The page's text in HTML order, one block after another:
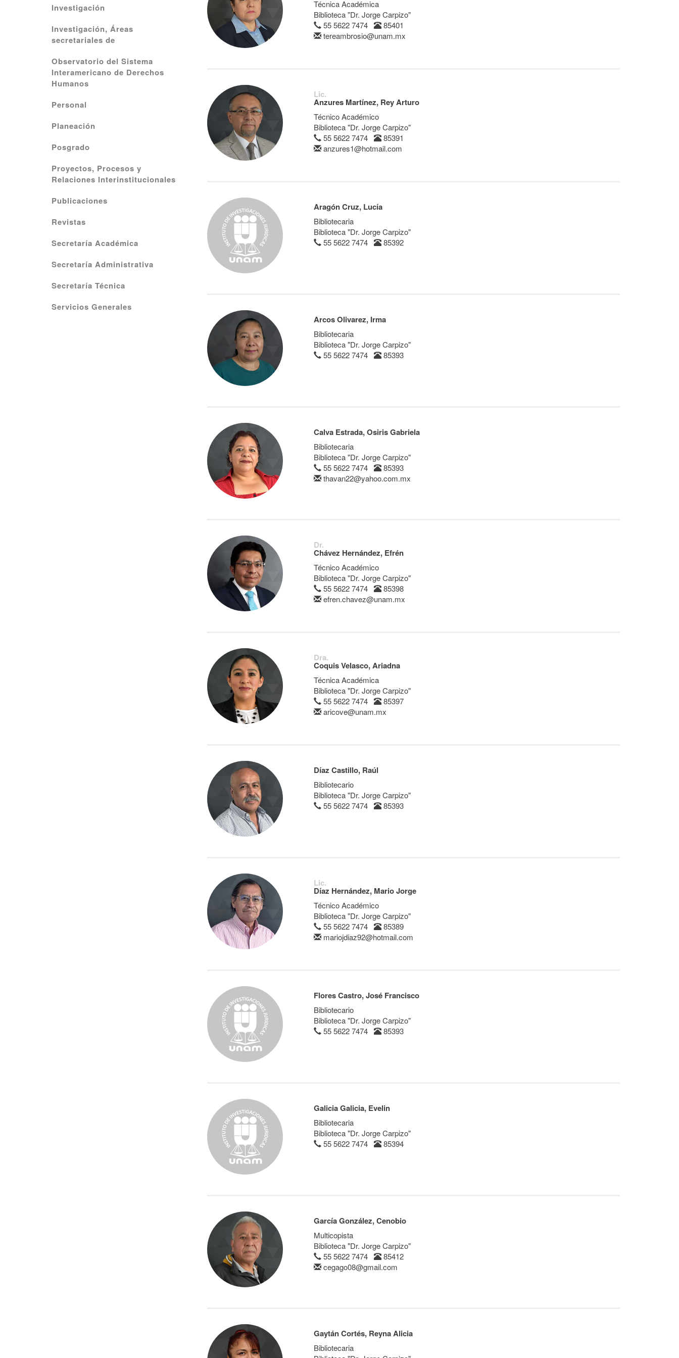
Investigación
Investigación, Áreas
secretariales de
Observatorio del Sistema
Interamericano de Derechos
Humanos
Personal
Planeación
Posgrado
Proyectos, Procesos y
Relaciones Interinstitucionales
Publicaciones
Revistas
Secretaría Académica
Secretaría Administrativa
Secretaría Técnica
Servicios Generales
Técnica Académica
Biblioteca "Dr. Jorge Carpizo"
55 5622 7474
85401
tereambrosio@unam.mx
Lic.
Anzures Martínez, Rey Arturo
Técnico Académico
Biblioteca "Dr. Jorge Carpizo"
55 5622 7474
85391
anzures1@hotmail.com
Aragón Cruz, Lucía
Bibliotecaria
Biblioteca "Dr. Jorge Carpizo"
55 5622 7474
85392
Arcos Olivarez, Irma
Bibliotecaria
Biblioteca "Dr. Jorge Carpizo"
55 5622 7474
85393
Calva Estrada, Osiris Gabriela
Bibliotecaria
Biblioteca "Dr. Jorge Carpizo"
55 5622 7474
85393
thavan22@yahoo.com.mx
Dr.
Chávez Hernández, Efrén
Técnico Académico
Biblioteca "Dr. Jorge Carpizo"
55 5622 7474
85398
efren.chavez@unam.mx
Dra.
Coquis Velasco, Ariadna
Técnica Académica
Biblioteca "Dr. Jorge Carpizo"
55 5622 7474
85397
aricove@unam.mx
Díaz Castillo, Raúl
Bibliotecario
Biblioteca "Dr. Jorge Carpizo"
55 5622 7474
85393
Lic.
Díaz Hernández, Mario Jorge
Técnico Académico
Biblioteca "Dr. Jorge Carpizo"
55 5622 7474
85389
mariojdiaz92@hotmail.com
Flores Castro, José Francisco
Bibliotecario
Biblioteca "Dr. Jorge Carpizo"
55 5622 7474
85393
Galicia Galicia, Evelin
Bibliotecaria
Biblioteca "Dr. Jorge Carpizo"
55 5622 7474
85394
García González, Cenobio
Multicopista
Biblioteca "Dr. Jorge Carpizo"
55 5622 7474
85412
cegago08@gmail.com
Gaytán Cortés, Reyna Alicia
Bibliotecaria